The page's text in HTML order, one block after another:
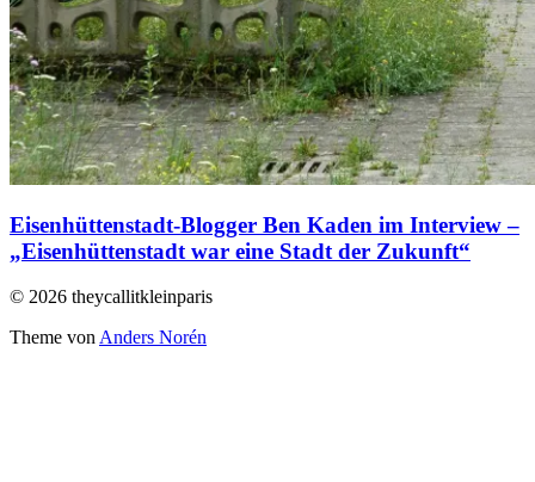
Eisenhüttenstadt-Blogger Ben Kaden im Interview –
„Eisenhüttenstadt war eine Stadt der Zukunft“
© 2026 theycallitkleinparis
Theme vonAnders Norén